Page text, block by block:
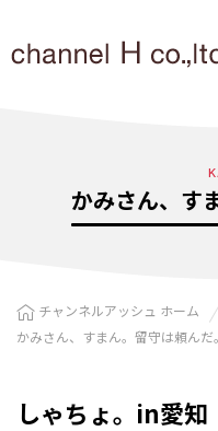
かみさん、す
チャンネルアッシュ ホーム
かみさん、すまん。留守は頼んだ。
しゃちょ。in愛知